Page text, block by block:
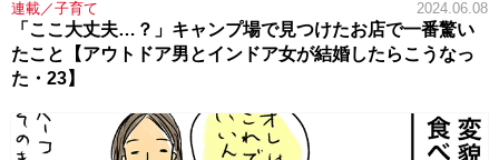
連載／子育て 2024.06.08
「ここ大丈夫…？」キャンプ場で見つけたお店で一番驚い
たこと【アウトドア男とインドア女が結婚したらこうなっ
た・23】